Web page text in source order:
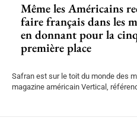
Même les Américains
faire français dans les
en donnant pour la
première place
Safran est sur le toit du monde des moteurs
magazine américain Vertical,